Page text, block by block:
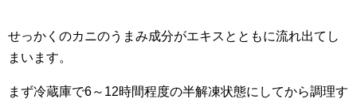
せっかくのカニのうまみ成分がエキスとともに流れ出てし
まいます。
まず冷蔵庫で6～12時間程度の半解凍状態にしてから調理す